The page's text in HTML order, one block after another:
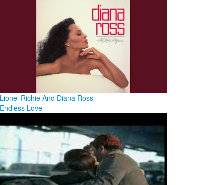
Lionel Richie And Diana Ross
Endless Love